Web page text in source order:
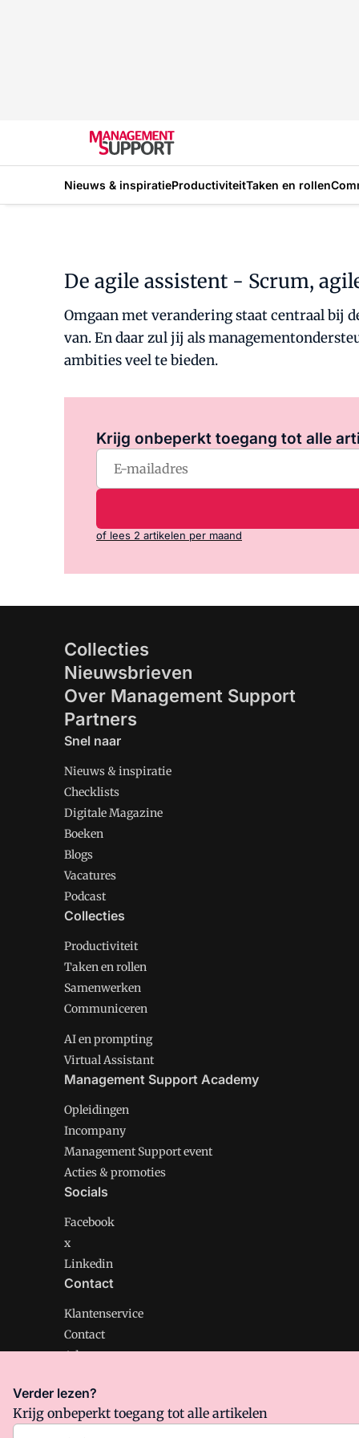
Nieuws & inspiratieProductiviteitTaken en rollen
De agile assistent - Scrum,
Omgaan met verandering staat centraal bij
van. En daar zul jij als
ambities veel te bieden.
Krijg onbeperkt toegang tot alle
of lees 2 artikelen per maand
Collecties
Nieuwsbrieven
Over Management Support
Partners
Snel naar
Nieuws & inspiratie
Checklists
Digitale Magazine
Boeken
Blogs
Vacatures
Podcast
Collecties
Productiviteit
Taken en rollen
Samenwerken
Communiceren
AI en prompting
Virtual Assistant
Management Support Academy
Opleidingen
Incompany
Management Support event
Acties & promoties
Socials
Facebook
x
Linkedin
Contact
Klantenservice
Contact
Adverteren
Management Support is onderdeel van VMN media.
Verder lezen?
Krijg onbeperkt toegang tot alle artikelen